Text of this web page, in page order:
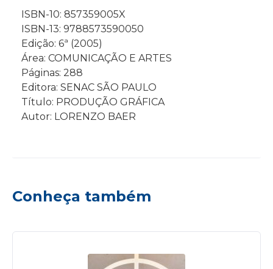
ISBN-10: 857359005X
ISBN-13: 9788573590050
Edição: 6ª (2005)
Área: COMUNICAÇÃO E ARTES
Páginas: 288
Editora: SENAC SÃO PAULO
Título: PRODUÇÃO GRÁFICA
Autor: LORENZO BAER
Conheça também